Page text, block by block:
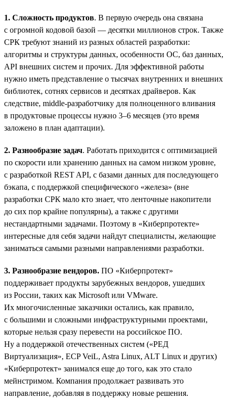
1. Сложность продуктов. В первую очередь она связана
с огромной кодовой базой — десятки миллионов строк. Также
СРК требуют знаний из разных областей разработки:
алгоритмы и структуры данных, особенности ОС, баз данных,
API внешних систем и прочих. Для эффективной работы
нужно иметь представление о тысячах внутренних и внешних
библиотек, сотнях сервисов и десятках драйверов. Как
следствие, middle-разработчику для полноценного вливания
в продуктовые процессы нужно 3–6 месяцев (это время
заложено в план адаптации).
2. Разнообразие задач. Работать приходится с оптимизацией
по скорости или хранению данных на самом низком уровне,
с разработкой REST API, с базами данных для последующего
бэкапа, с поддержкой специфического «железа» (вне
разработки СРК мало кто знает, что ленточные накопители
до сих пор крайне популярны), а также с другими
нестандартными задачами. Поэтому в «Киберпротекте»
интересные для себя задачи найдут специалисты, желающие
заниматься самыми разными направлениями разработки.
3. Разнообразие вендоров. ПО «Киберпротект»
поддерживает продукты зарубежных вендоров, ушедших
из России, таких как Microsoft или VMware.
Их многочисленные заказчики остались, как правило,
с большими и сложными инфраструктурными проектами,
которые нельзя сразу перевести на российское ПО.
Ну а поддержкой отечественных систем («РЕД
Виртуализация», ECP VeiL, Astra Linux, ALT Linux и других)
«Киберпротект» занимался еще до того, как это стало
мейнстримом. Компания продолжает развивать это
направление, добавляя в поддержку новые решения.